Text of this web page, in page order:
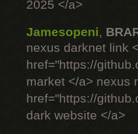
2025 </a>
Jamesopeni,
nexus darknet link
href="https://
market </a> nexus
href="https://
dark website </a>